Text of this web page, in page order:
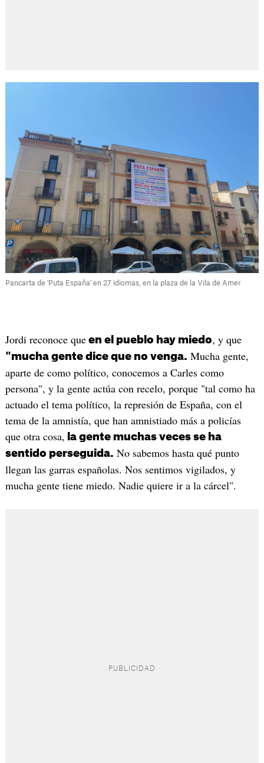
Pancarta de 'Puta España' en 27 idiomas, en la plaza de la Vila de Amer
Jordi reconoce queen el pueblo hay miedo, y que
"mucha gente dice que no venga. Mucha gente,
aparte de como político, conocemos a Carles como
persona", y la gente actúa con recelo, porque "tal como ha
actuado el tema político, la represión de España, con el
tema de la amnistía, que han amnistiado más a policías
que otra cosa,
la gente muchas veces se ha
sentido perseguida. No sabemos hasta qué punto
llegan las garras españolas. Nos sentimos vigilados, y
mucha gente tiene miedo. Nadie quiere ir a la cárcel".